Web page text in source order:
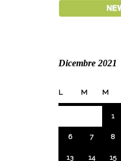
Dicembre 2021
L M M
1
6 7 8
13 14 15